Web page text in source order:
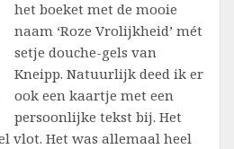
het boeket met de mooie
naam ‘Roze Vrolijkheid’ mét
setje douche-gels van
Kneipp. Natuurlijk deed ik er
ook een kaartje met een
persoonlijke tekst bij. Het
vlot. Het was allemaal heel